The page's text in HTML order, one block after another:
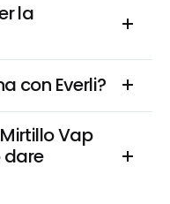
la
con Everli?
Vap
dare